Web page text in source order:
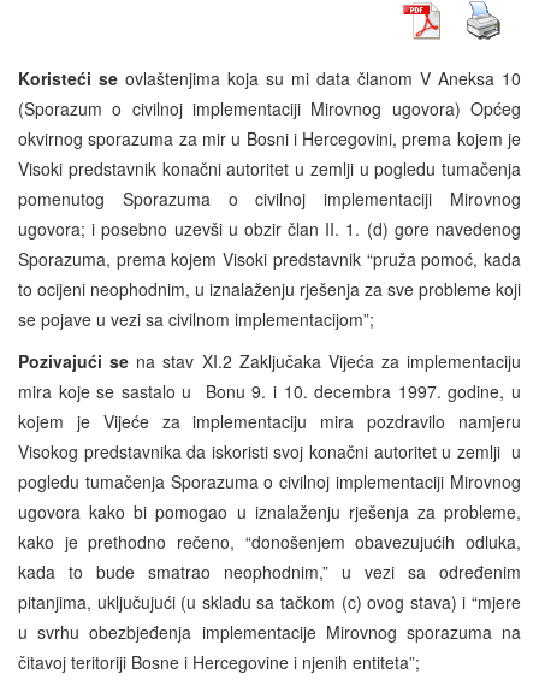
Koristeći se ovlaštenjima koja su mi data članom V Aneksa 10
(Sporazum o civilnoj implementaciji Mirovnog ugovora) Općeg
okvirnog sporazuma za mir u Bosni i Hercegovini, prema kojem je
Visoki predstavnik konačni autoritet u zemlji u pogledu tumačenja
pomenutog Sporazuma o civilnoj implementaciji Mirovnog
ugovora; i posebno uzevši u obzir član II. 1. (d) gore navedenog
Sporazuma, prema kojem Visoki predstavnik “pruža pomoć, kada
to ocijeni neophodnim, u iznalaženju rješenja za sve probleme koji
se pojave u vezi sa civilnom implementacijom”;
Pozivajući se na stav XI.2 Zaključaka Vijeća za implementaciju
mira koje se sastalo u Bonu 9. i 10. decembra 1997. godine, u
kojem je Vijeće za implementaciju mira pozdravilo namjeru
Visokog predstavnika da iskoristi svoj konačni autoritet u zemlji u
pogledu tumačenja Sporazuma o civilnoj implementaciji Mirovnog
ugovora kako bi pomogao u iznalaženju rješenja za probleme,
kako je prethodno rečeno, “donošenjem obavezujućih odluka,
kada to bude smatrao neophodnim,” u vezi sa određenim
pitanjima, uključujući (u skladu sa tačkom (c) ovog stava) i “mjere
u svrhu obezbjeđenja implementacije Mirovnog sporazuma na
čitavoj teritoriji Bosne i Hercegovine i njenih entiteta”;